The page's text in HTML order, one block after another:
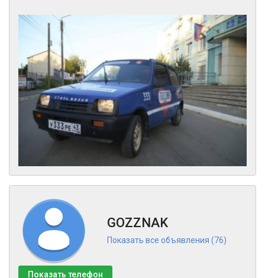
GOZZNAK
Показать все объявления (76)
Показать телефон